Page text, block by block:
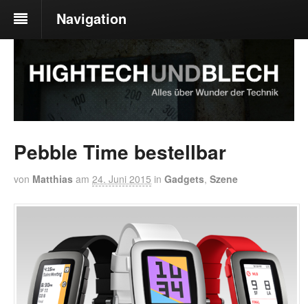
Navigation
Pebble Time bestellbar
von Matthias am 24. Juni 2015 in Gadgets, Szene